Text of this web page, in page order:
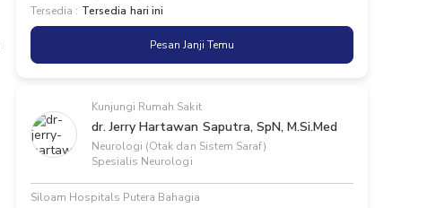
Tersedia : Tersedia hari ini
Pesan Janji Temu
Kunjungi Rumah Sakit
dr. Jerry Hartawan Saputra, SpN, M.Si.Med
Neurologi (Otak dan Sistem Saraf)
Spesialis Neurologi
Siloam Hospitals Putera Bahagia